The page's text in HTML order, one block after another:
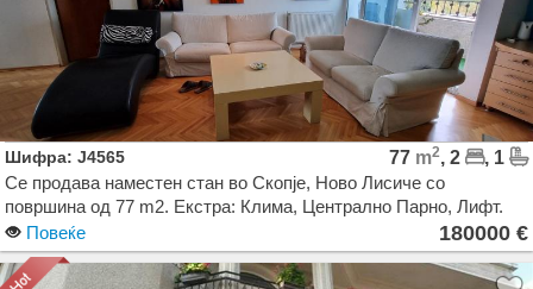
Шифра: J4565 77 m2, 2
, 1
Се продава наместен стан во Скопје, Ново Лисиче со
површина од 77 m2. Екстра: Клима, Централно Парно, Лифт.
Цена: 180000 EUR
Повеќе 180000 €